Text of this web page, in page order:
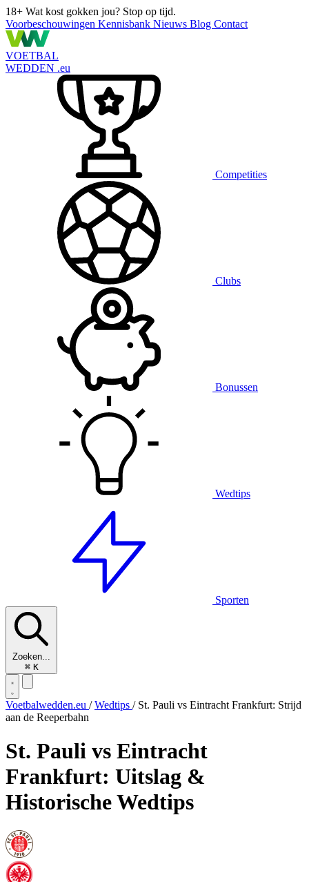
18+ Wat kost gokken jou? Stop op tijd.
Voorbeschouwingen Kennisbank Nieuws Blog Contact
VOETBAL
WEDDEN .eu
Competities
Clubs
Bonussen
Wedtips
Sporten
Zoeken...
⌘ K
Voetbalwedden.eu / Wedtips / St. Pauli vs Eintracht Frankfurt: Strijd
aan de Reeperbahn
St. Pauli vs Eintracht
Frankfurt: Uitslag &
Historische Wedtips